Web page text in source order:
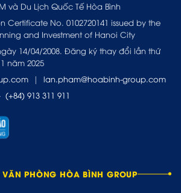
và Du Lịch Quốc Tế Hòa Bình
Certificate No. 0102720141 issued by the
and Investment of Hanoi City
14/04/2008. Đăng ký thay đổi lần thứ
năm 2025
|
lan.pham@hoabinh-group.com
(+84) 913 311 911
VĂN PHÒNG HÒA BÌNH GROUP